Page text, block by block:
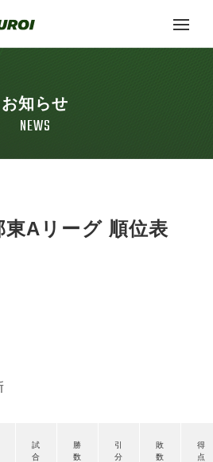
お知らせ
NEWS
東Aリーグ 順位表
試
合
勝
数
引
分
敗
数
得
点